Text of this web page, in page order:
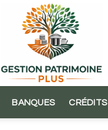
BANQUES CRÉDITS